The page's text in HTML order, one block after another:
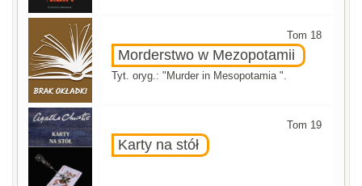
Tom 18
Morderstwo w Mezopotamii
Tyt. oryg.: "Murder in Mesopotamia ".
Tom 19
Karty na stół